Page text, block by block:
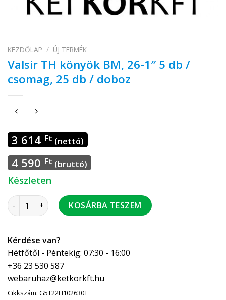
KEZDŐLAP / ÚJ TERMÉK
Valsir TH könyök BM, 26-1″ 5 db /
csomag, 25 db / doboz
3 614 Ft (nettó)
4 590 Ft (bruttó)
Készleten
Valsir TH könyök BM, 26-1" 5 db / csomag, 25 db / doboz
KOSÁRBA TESZEM
Kérdése van?
Hétfőtől - Péntekig: 07:30 - 16:00
+36 23 530 587
webaruhaz@ketkorkft.hu
Cikkszám: G5T22H102630T